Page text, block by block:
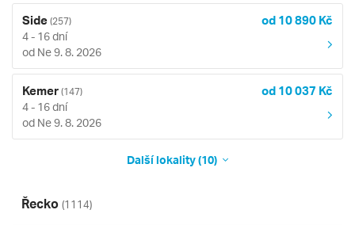
Side (257) od 10 890 Kč
4 - 16 dní
od Ne 9. 8. 2026
Kemer (147) od 10 037 Kč
4 - 16 dní
od Ne 9. 8. 2026
Další lokality (10)
Řecko (1114)